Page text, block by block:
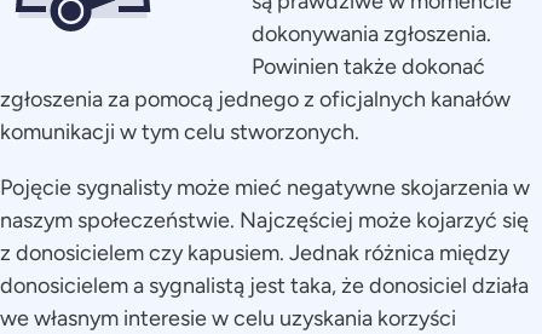
dokonywania zgłoszenia.
Powinien także dokonać
zgłoszenia za pomocą jednego z oficjalnych kanałów
komunikacji w tym celu stworzonych.
Pojęcie sygnalisty może mieć negatywne skojarzenia w
naszym społeczeństwie. Najczęściej może kojarzyć się
z donosicielem czy kapusiem. Jednak różnica między
donosicielem a sygnalistą jest taka, że donosiciel działa
we własnym interesie w celu uzyskania korzyści